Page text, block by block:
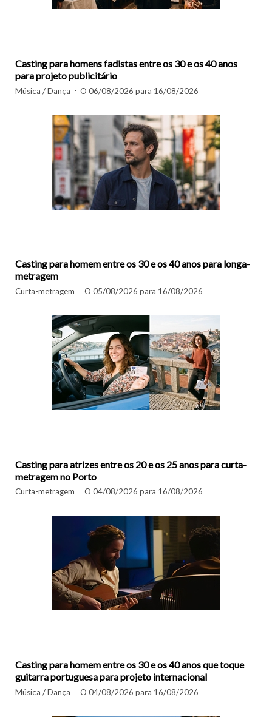
Casting para homens fadistas entre os 30 e os 40 anos
para projeto publicitário
Música / Dança O 06/08/2026 para 16/08/2026
Casting para homem entre os 30 e os 40 anos para longa-
metragem
Curta-metragem O 05/08/2026 para 16/08/2026
Casting para atrizes entre os 20 e os 25 anos para curta-
metragem no Porto
Curta-metragem O 04/08/2026 para 16/08/2026
Casting para homem entre os 30 e os 40 anos que toque
guitarra portuguesa para projeto internacional
Música / Dança O 04/08/2026 para 16/08/2026